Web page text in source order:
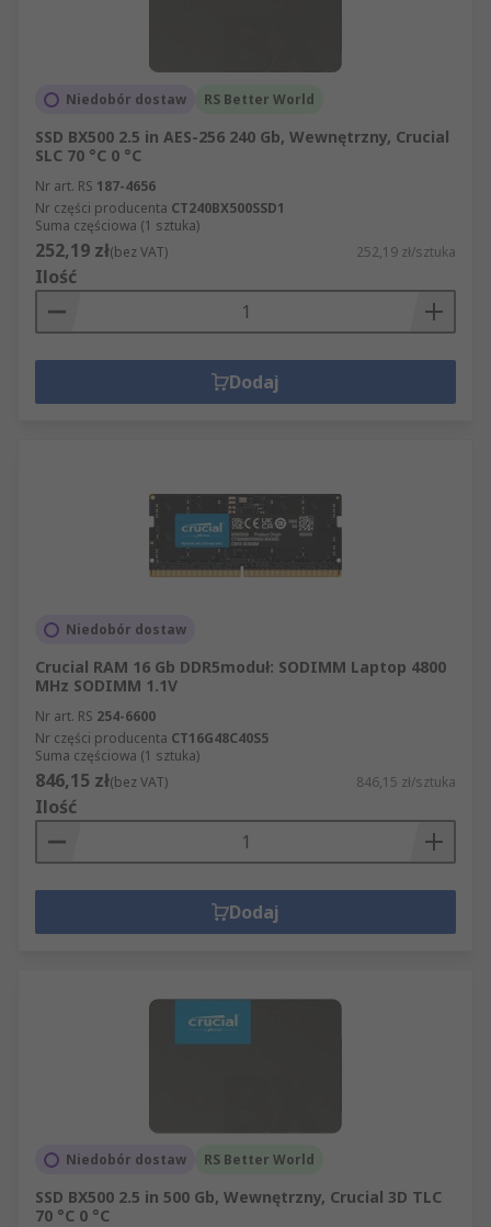
Niedobór dostaw RS Better World
SSD BX500 2.5 in AES-256 240 Gb, Wewnętrzny, Crucial
SLC 70 °C 0 °C
Nr art. RS 187-4656
Nr części producenta CT240BX500SSD1
Suma częściowa (1 sztuka)
252,19 zł(bez VAT) 252,19 zł/sztuka
Ilość
Dodaj
Niedobór dostaw
Crucial RAM 16 Gb DDR5moduł: SODIMM Laptop 4800
MHz SODIMM 1.1V
Nr art. RS 254-6600
Nr części producenta CT16G48C40S5
Suma częściowa (1 sztuka)
846,15 zł(bez VAT) 846,15 zł/sztuka
Ilość
Dodaj
Niedobór dostaw RS Better World
SSD BX500 2.5 in 500 Gb, Wewnętrzny, Crucial 3D TLC
70 °C 0 °C